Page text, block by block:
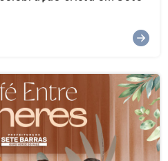
Profissional
Consultor.Inscrições: FAÇA